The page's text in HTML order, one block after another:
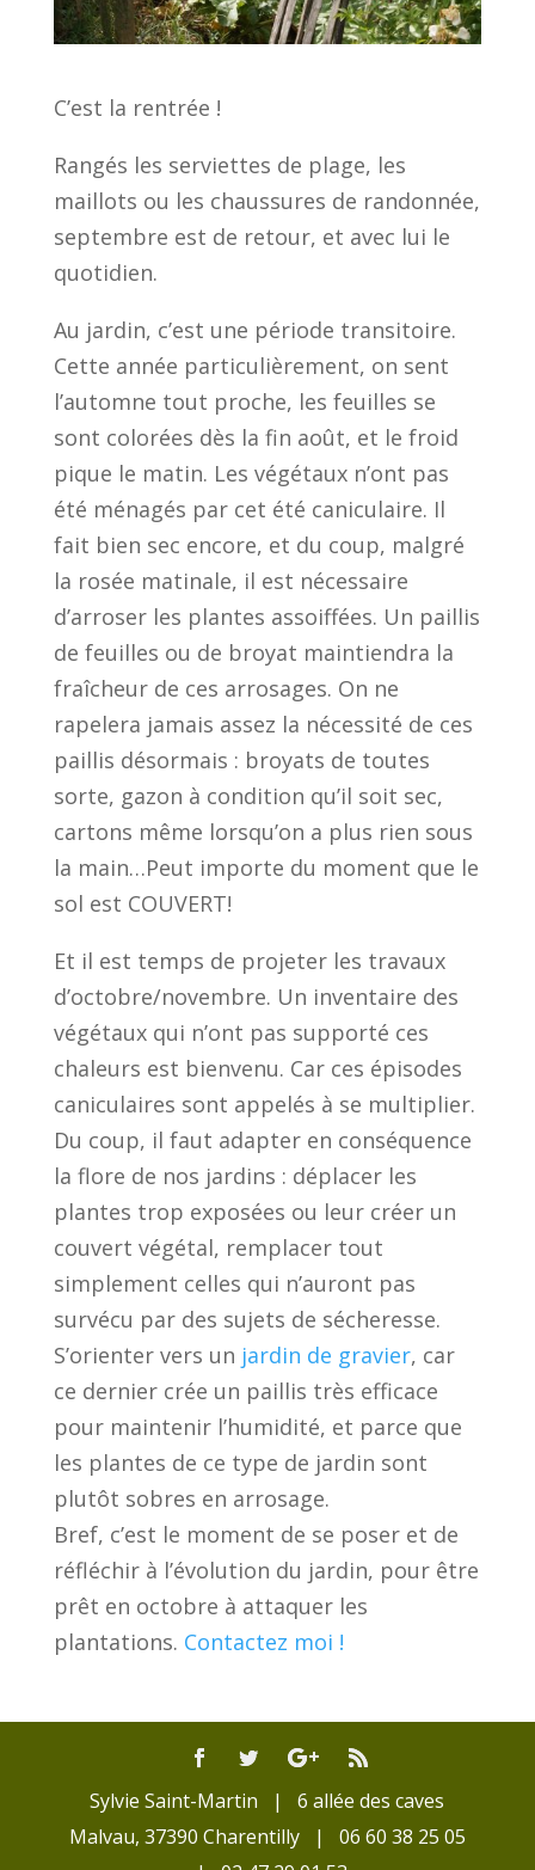
C’est la rentrée !
Rangés les serviettes de plage, les
maillots ou les chaussures de randonnée,
septembre est de retour, et avec lui le
quotidien.
Au jardin, c’est une période transitoire.
Cette année particulièrement, on sent
l’automne tout proche, les feuilles se
sont colorées dès la fin août, et le froid
pique le matin. Les végétaux n’ont pas
été ménagés par cet été caniculaire. Il
fait bien sec encore, et du coup, malgré
la rosée matinale, il est nécessaire
d’arroser les plantes assoiffées. Un paillis
de feuilles ou de broyat maintiendra la
fraîcheur de ces arrosages. On ne
rapelera jamais assez la nécessité de ces
paillis désormais : broyats de toutes
sorte, gazon à condition qu’il soit sec,
cartons même lorsqu’on a plus rien sous
la main…Peut importe du moment que le
sol est COUVERT!
Et il est temps de projeter les travaux
d’octobre/novembre. Un inventaire des
végétaux qui n’ont pas supporté ces
chaleurs est bienvenu. Car ces épisodes
caniculaires sont appelés à se multiplier.
Du coup, il faut adapter en conséquence
la flore de nos jardins : déplacer les
plantes trop exposées ou leur créer un
couvert végétal, remplacer tout
simplement celles qui n’auront pas
survécu par des sujets de sécheresse.
S’orienter vers un jardin de gravier, car
ce dernier crée un paillis très efficace
pour maintenir l’humidité, et parce que
les plantes de ce type de jardin sont
plutôt sobres en arrosage.
Bref, c’est le moment de se poser et de
réfléchir à l’évolution du jardin, pour être
prêt en octobre à attaquer les
plantations. Contactez moi !
Sylvie Saint-Martin | 6 allée des caves
Malvau, 37390 Charentilly | 06 60 38 25 05